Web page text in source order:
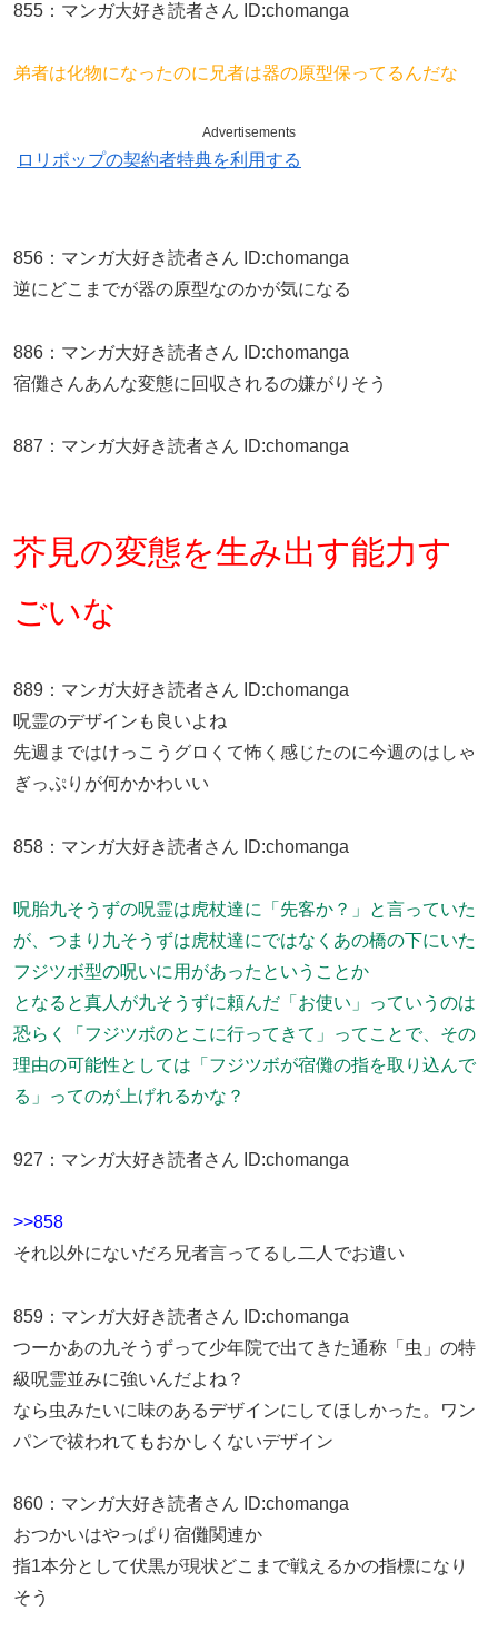
855 ： マンガ大好き読者さん ID:chomanga
弟者は化物になったのに兄者は器の原型保ってるんだな
Advertisements
ロリポップの契約者特典を利用する
856 ： マンガ大好き読者さん ID:chomanga
逆にどこまでが器の原型なのかが気になる
886 ： マンガ大好き読者さん ID:chomanga
宿儺さんあんな変態に回収されるの嫌がりそう
887 ： マンガ大好き読者さん ID:chomanga
芥見の変態を生み出す能力す
ごいな
889 ： マンガ大好き読者さん ID:chomanga
呪霊のデザインも良いよね
先週まではけっこうグロくて怖く感じたのに今週のはしゃ
ぎっぷりが何かかわいい
858 ： マンガ大好き読者さん ID:chomanga
呪胎九そうずの呪霊は虎杖達に「先客か？」と言っていた
が、つまり九そうずは虎杖達にではなくあの橋の下にいた
フジツボ型の呪いに用があったということか
となると真人が九そうずに頼んだ「お使い」っていうのは
恐らく「フジツボのとこに行ってきて」ってことで、その
理由の可能性としては「フジツボが宿儺の指を取り込んで
る」ってのが上げれるかな？
927 ： マンガ大好き読者さん ID:chomanga
>>858
それ以外にないだろ兄者言ってるし二人でお遣い
859 ： マンガ大好き読者さん ID:chomanga
つーかあの九そうずって少年院で出てきた通称「虫」の特
級呪霊並みに強いんだよね？
なら虫みたいに味のあるデザインにしてほしかった。ワン
パンで祓われてもおかしくないデザイン
860 ： マンガ大好き読者さん ID:chomanga
おつかいはやっぱり宿儺関連か
指1本分として伏黒が現状どこまで戦えるかの指標になり
そう